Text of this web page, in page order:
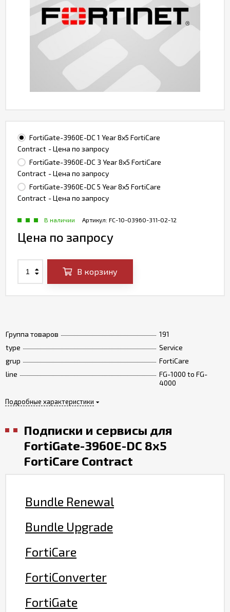
Группа товаров
191
type
Service
grup
FortiCare
line
FG-1000 to FG-
4000
Подробные характеристики
FortiGate-3960E-DC 1 Year 8x5 FortiCare
Contract - Цена по запросу
FortiGate-3960E-DC 3 Year 8x5 FortiCare
Contract - Цена по запросу
FortiGate-3960E-DC 5 Year 8x5 FortiCare
Contract - Цена по запросу
Артикул: FC-10-03960-311-02-12
В наличии
Цена по запросу
В корзину
Подписки и сервисы для
FortiGate-3960E-DC 8x5
FortiCare Contract
Bundle Renewal
Bundle Upgrade
FortiCare
FortiConverter
FortiGate